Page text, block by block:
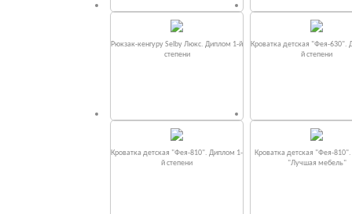
Рюкзак-кенгуру Selby Люкс. Диплом 1-й
степени
Кроватка детская "Фея-630".
й степени
Кроватка детская "Фея-810". Диплом 1-
й степени
Кроватка детская "Фея-
"Лучшая мебель"